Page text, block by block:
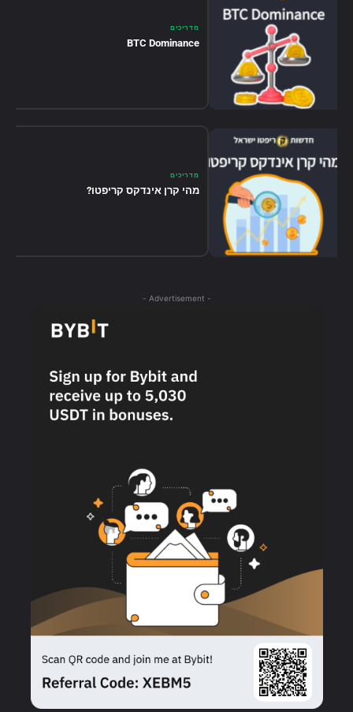
מדריכים
BTC Dominance
מדריכים
מהי קרן אינדקס קריפטו?
- Advertisement -